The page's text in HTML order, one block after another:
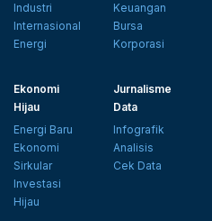
Industri
Internasional
Energi
Keuangan
Bursa
Korporasi
Ekonomi
Hijau
Energi Baru
Ekonomi
Sirkular
Investasi
Hijau
Jurnalisme
Data
Infografik
Analisis
Cek Data